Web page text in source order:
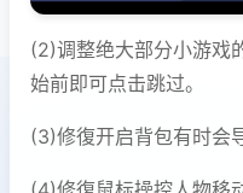
(2)调整绝大部分小游戏
始前即可点击跳过。
(3)修復开启背包有时会